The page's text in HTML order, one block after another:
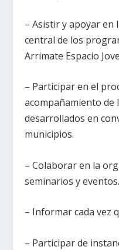
– Asistir y apoyar en
central de los
Arrimate Espacio
– Participar en el
acompañamiento de
desarrollados en
municipios.
– Colaborar en la
seminarios y eventos.
– Informar cada vez
– Participar de